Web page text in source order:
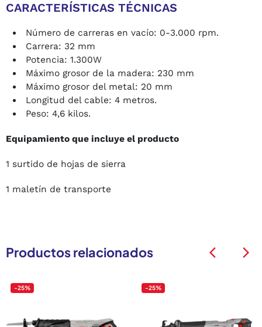
CARACTERÍSTICAS TÉCNICAS
Número de carreras en vacío: 0-3.000 rpm.
Carrera: 32 mm
Potencia: 1.300W
Máximo grosor de la madera: 230 mm
Máximo grosor del metal: 20 mm
Longitud del cable: 4 metros.
Peso: 4,6 kilos.
Equipamiento que incluye el producto
1 surtido de hojas de sierra
1 maletín de transporte
Productos relacionados
-25% -25%
arrow_back_ios arrow_back_ios